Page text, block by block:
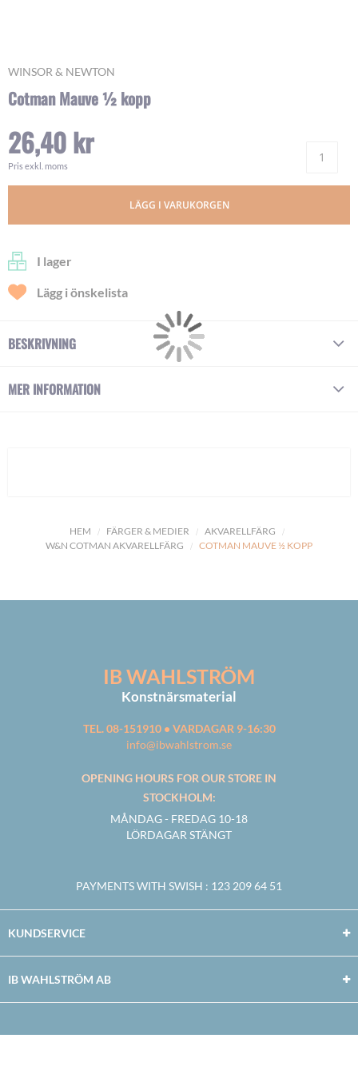
HEM FÄRGER & MEDIER
AKVARELLFÄRG
W&N COTMAN AKVARELLFÄRG
COTMAN MAUVE ½ KOPP
WINSOR & NEWTON
Cotman Mauve ½ kopp
26,40 kr
Pris exkl. moms
LÄGG I VARUKORGEN
I lager
Lägg i önskelista
Skip
the
of
the
images
BESKRIVNING
MER INFORMATION
IB WAHLSTRÖM
Konstnärsmaterial
TEL. 08-151910 • VARDAGAR 9-16:30
info@ibwahlstrom.se
OPENING HOURS FOR OUR STORE IN
STOCKHOLM:
MÅNDAG - FREDAG 10-18
LÖRDAGAR STÄNGT
PAYMENTS WITH SWISH : 123 209 64 51
KUNDSERVICE
IB WAHLSTRÖM AB
Facebook
TwitterYoutubeInstagram